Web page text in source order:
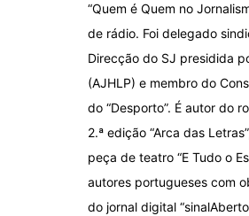
“Quem é Quem no
de rádio. Foi delegado
Direcção do SJ presidida
(AJHLP) e membro do
do “Desporto”. É autor do
2.ª edição “Arca das
peça de teatro “E Tudo o
autores portugueses com
do jornal digital